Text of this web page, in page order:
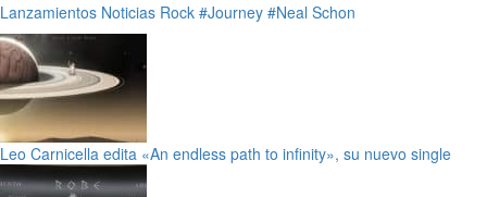
Lanzamientos Noticias Rock #Journey #Neal Schon
Leo Carnicella edita «An endless path to infinity», su nuevo single